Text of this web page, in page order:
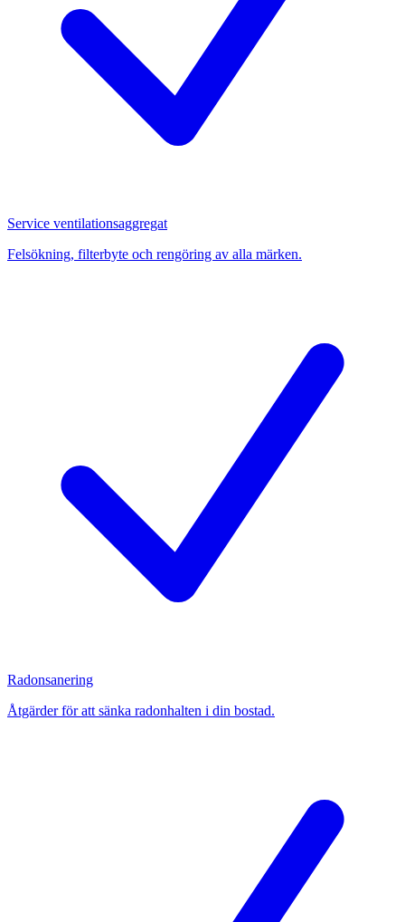
Service ventilationsaggregat
Felsökning, filterbyte och rengöring av alla märken.
Radonsanering
Åtgärder för att sänka radonhalten i din bostad.